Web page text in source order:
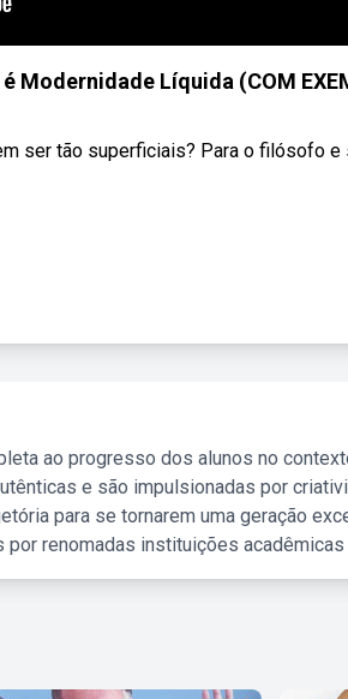
Modernidade Líquida (COM
ser tão superficiais? Para o filósofo
ao progresso dos alunos no
e são impulsionadas por
para se tornarem uma geração
renomadas instituições acadêmicas